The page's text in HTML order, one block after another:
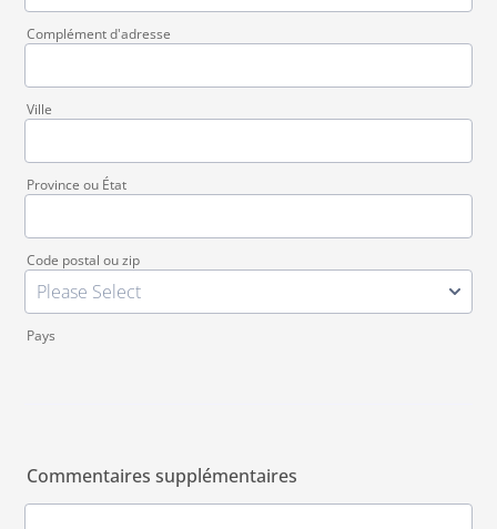
Complément d'adresse
Ville
Province ou État
Code postal ou zip
Pays
Commentaires supplémentaires